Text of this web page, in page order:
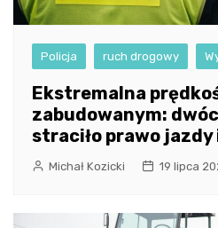
Policja ruch drogowy
Ekstremalna
zabudowanym:
straciło prawo jazdy
Michał Kozicki 19 lipca